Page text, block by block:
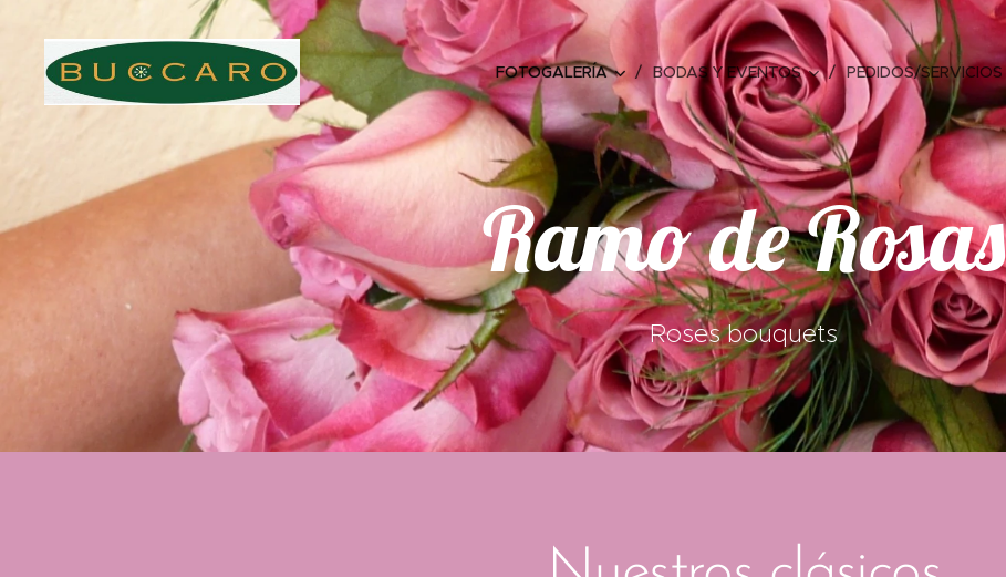
FOTOGALERÍA BODAS Y EVENTOS PEDIDOS/SERVICIOS
Ramo de Rosas
Roses bouquets